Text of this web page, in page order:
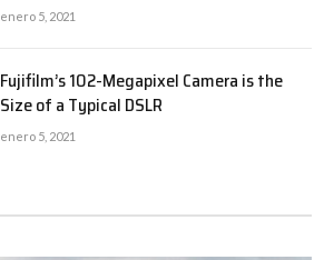
enero 5, 2021
Fujifilm’s 102-Megapixel Camera is the
Size of a Typical DSLR
enero 5, 2021